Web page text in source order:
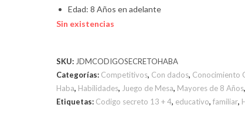
Edad: 8 Años en adelante
Sin existencias
SKU: JDMCODIGOSECRETOHABA
Categorías: Competitivos, Con dados, Conocimiento
Haba, Habilidades, Juego de Mesa, Mayores de 8 Años,
Etiquetas: Codigo secreto 13 + 4, educativo, familiar,